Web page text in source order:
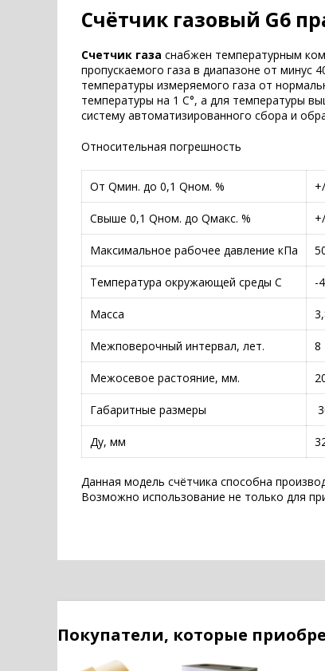
Счётчик газовый G6
Счетчик газа снабжен температурным
пропускаемого газа в диапазоне от минус
температуры измеряемого газа от
температуры на 1 С°, а для температуры
систему автоматизированного сбора и
Относительная погрешность
От Qмин. до 0,1 Qном. %
Свыше 0,1 Qном. до Qмакс. %
Максимальное рабочее давление кПа
Температура окружающей среды С -
Масса
Межповерочный интервал, лет. 8
Межосевое растояние, мм.
Габаритные размеры
Ду, мм
Данная модель счётчика способна
Возможно использование не только для
Покупатели, которые